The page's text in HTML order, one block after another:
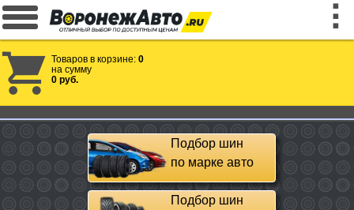
Товаров в корзине: 0
на сумму
0 руб.
Подбор шин
по марке авто
Подбор шин